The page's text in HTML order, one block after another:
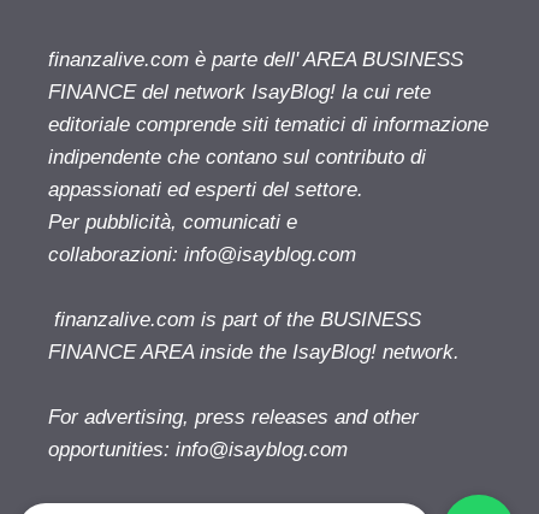
finanzalive.com è parte dell' AREA BUSINESS
FINANCE del network IsayBlog! la cui rete
editoriale comprende siti tematici di informazione
indipendente che contano sul contributo di
appassionati ed esperti del settore.
Per pubblicità, comunicati e
collaborazioni: info@isayblog.com
finanzalive.com is part of the BUSINESS
FINANCE AREA inside the IsayBlog! network.
For advertising, press releases and other
opportunities: info@isayblog.com